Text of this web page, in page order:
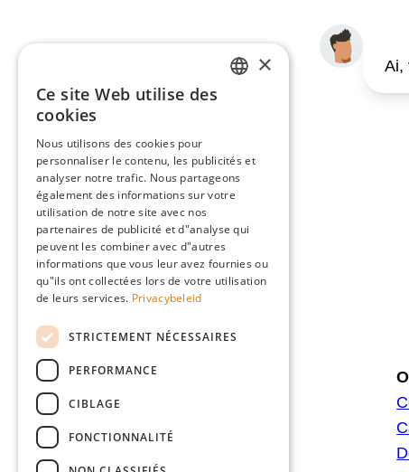
Ai,
Twaalfbunderweg 13
B-3740 Bilzen-Hoeselt
ENGLISH
GERMAN
×
Ce site Web utilise des
cookies
Nous utilisons des cookies pour
personnaliser le contenu, les publicités et
analyser notre trafic. Nous partageons
également des informations sur votre
utilisation de notre site avec nos
partenaires de publicité et d"analyse qui
peuvent les combiner avec d"autres
informations que vous leur avez fournies ou
qu"ils ont collectées lors de votre utilisation
de leurs services. Privacybeleid
STRICTEMENT NÉCESSAIRES
PERFORMANCE
CIBLAGE
FONCTIONNALITÉ